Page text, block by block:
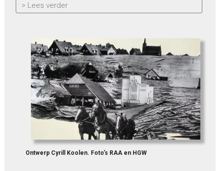
> Lees verder
Ontwerp Cyrill Koolen. Foto’s RAA en HGW